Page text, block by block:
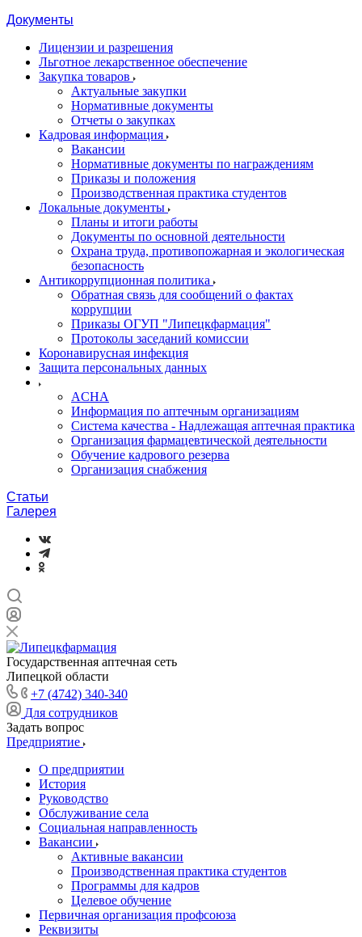
Документы
Лицензии и разрешения
Льготное лекарственное обеспечение
Закупка товаров
Актуальные закупки
Нормативные документы
Отчеты о закупках
Кадровая информация
Вакансии
Нормативные документы по награждениям
Приказы и положения
Производственная практика студентов
Локальные документы
Планы и итоги работы
Документы по основной деятельности
Охрана труда, противопожарная и экологическая
безопасность
Антикоррупционная политика
Обратная связь для сообщений о фактах
коррупции
Приказы ОГУП "Липецкфармация"
Протоколы заседаний комиссии
Коронавирусная инфекция
Защита персональных данных
ACHA
Информация по аптечным организациям
Система качества - Надлежащая аптечная практика
Организация фармацевтической деятельности
Обучение кадрового резерва
Организация снабжения
Статьи
Галерея
Государственная аптечная сеть
Липецкой области
+7 (4742) 340-340
Для сотрудников
Задать вопрос
Предприятие
О предприятии
История
Руководство
Обслуживание села
Социальная направленность
Вакансии
Активные вакансии
Производственная практика студентов
Программы для кадров
Целевое обучение
Первичная организация профсоюза
Реквизиты